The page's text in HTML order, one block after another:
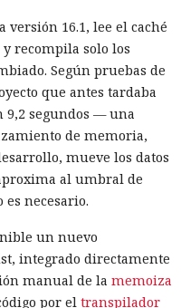
encontraron
acceder a archivos
y al historial del
ya en enero. La
la protección de Atlas
las funciones de
La propia compañía
de escritorio
descritos se basan en la
versión 16.1, lee el caché
recompila solo los
Según pruebas de
que antes tardaba
9,2 segundos — una
de memoria,
mueve los datos
al umbral de
es necesario.
un nuevo
integrado directamente
manual de la memoiza
por el transpilador